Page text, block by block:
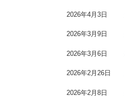
2026年4月3日
2026年3月9日
2026年3月6日
2026年2月26日
2026年2月8日